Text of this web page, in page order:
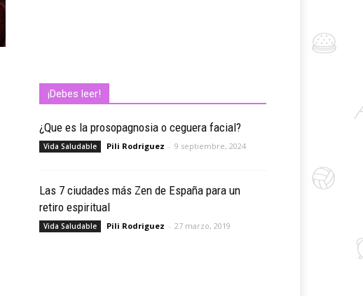
¡Debes leer!
¿Que es la prosopagnosia o ceguera facial?
Vida Saludable Pili Rodriguez - 9 septiembre, 2024
Las 7 ciudades más Zen de España para un
retiro espiritual
Vida Saludable Pili Rodriguez - 27 marzo, 2019